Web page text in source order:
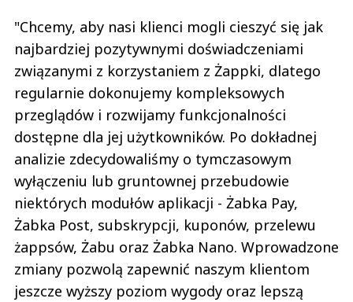
"Chcemy, aby nasi klienci mogli cieszyć się jak
najbardziej pozytywnymi doświadczeniami
związanymi z korzystaniem z Żappki, dlatego
regularnie dokonujemy kompleksowych
przeglądów i rozwijamy funkcjonalności
dostępne dla jej użytkowników. Po dokładnej
analizie zdecydowaliśmy o tymczasowym
wyłączeniu lub gruntownej przebudowie
niektórych modułów aplikacji - Żabka Pay,
Żabka Post, subskrypcji, kuponów, przelewu
żappsów, Żabu oraz Żabka Nano. Wprowadzone
zmiany pozwolą zapewnić naszym klientom
jeszcze wyższy poziom wygody oraz lepszą